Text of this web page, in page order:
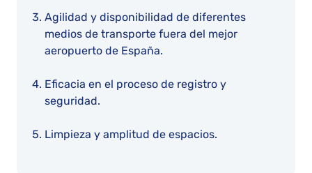
Agilidad y disponibilidad de diferentes
medios de transporte fuera del mejor
aeropuerto de España.
Eficacia en el proceso de registro y
seguridad.
Limpieza y amplitud de espacios.